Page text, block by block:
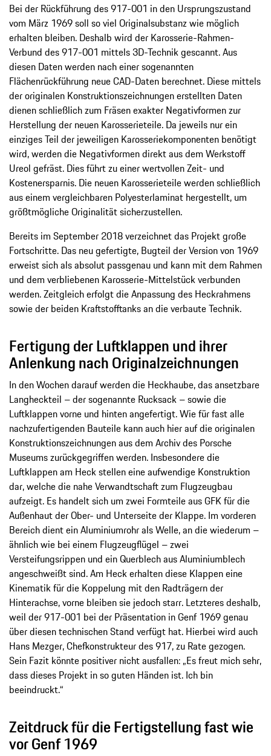
Bei der Rückführung des 917-001 in den Ursprungszustand
vom März 1969 soll so viel Originalsubstanz wie möglich
erhalten bleiben. Deshalb wird der Karosserie-Rahmen-
Verbund des 917-001 mittels 3D-Technik gescannt. Aus
diesen Daten werden nach einer sogenannten
Flächenrückführung neue CAD-Daten berechnet. Diese mittels
der originalen Konstruktionszeichnungen erstellten Daten
dienen schließlich zum Fräsen exakter Negativformen zur
Herstellung der neuen Karosserieteile. Da jeweils nur ein
einziges Teil der jeweiligen Karosseriekomponenten benötigt
wird, werden die Negativformen direkt aus dem Werkstoff
Ureol gefräst. Dies führt zu einer wertvollen Zeit- und
Kostenersparnis. Die neuen Karosserieteile werden schließlich
aus einem vergleichbaren Polyesterlaminat hergestellt, um
größtmögliche Originalität sicherzustellen.
Bereits im September 2018 verzeichnet das Projekt große
Fortschritte. Das neu gefertigte, Bugteil der Version von 1969
erweist sich als absolut passgenau und kann mit dem Rahmen
und dem verbliebenen Karosserie-Mittelstück verbunden
werden. Zeitgleich erfolgt die Anpassung des Heckrahmens
sowie der beiden Kraftstofftanks an die verbaute Technik.
Fertigung der Luftklappen und ihrer
Anlenkung nach Originalzeichnungen
In den Wochen darauf werden die Heckhaube, das ansetzbare
Langheckteil – der sogenannte Rucksack – sowie die
Luftklappen vorne und hinten angefertigt. Wie für fast alle
nachzufertigenden Bauteile kann auch hier auf die originalen
Konstruktionszeichnungen aus dem Archiv des Porsche
Museums zurückgegriffen werden. Insbesondere die
Luftklappen am Heck stellen eine aufwendige Konstruktion
dar, welche die nahe Verwandtschaft zum Flugzeugbau
aufzeigt. Es handelt sich um zwei Formteile aus GFK für die
Außenhaut der Ober- und Unterseite der Klappe. Im vorderen
Bereich dient ein Aluminiumrohr als Welle, an die wiederum –
ähnlich wie bei einem Flugzeugflügel – zwei
Versteifungsrippen und ein Querblech aus Aluminiumblech
angeschweißt sind. Am Heck erhalten diese Klappen eine
Kinematik für die Koppelung mit den Radträgern der
Hinterachse, vorne bleiben sie jedoch starr. Letzteres deshalb,
weil der 917-001 bei der Präsentation in Genf 1969 genau
über diesen technischen Stand verfügt hat. Hierbei wird auch
Hans Mezger, Chefkonstrukteur des 917, zu Rate gezogen.
Sein Fazit könnte positiver nicht ausfallen: „Es freut mich sehr,
dass dieses Projekt in so guten Händen ist. Ich bin
beeindruckt.“
Zeitdruck für die Fertigstellung fast wie
vor Genf 1969